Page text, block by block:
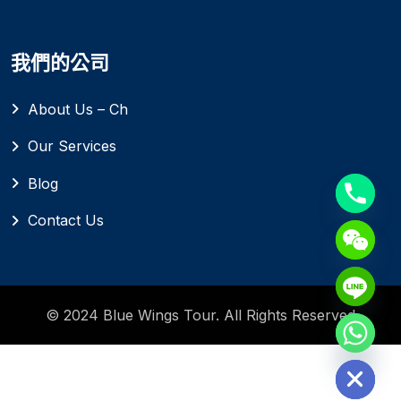
我們的公司
About Us – Ch
Our Services
Blog
Contact Us
© 2024 Blue Wings Tour. All Rights Reserved
Hide chaty